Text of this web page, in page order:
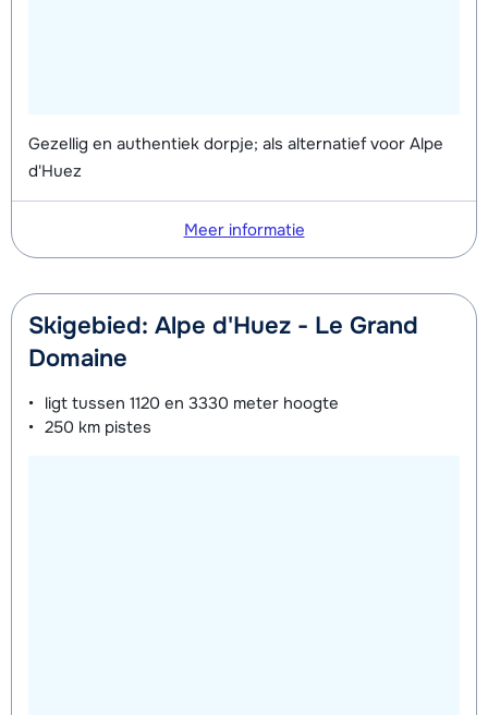
Gezellig en authentiek dorpje; als alternatief voor Alpe
d'Huez
Meer informatie
Skigebied: Alpe d'Huez - Le Grand
Domaine
ligt tussen 1120 en 3330 meter hoogte
250 km pistes